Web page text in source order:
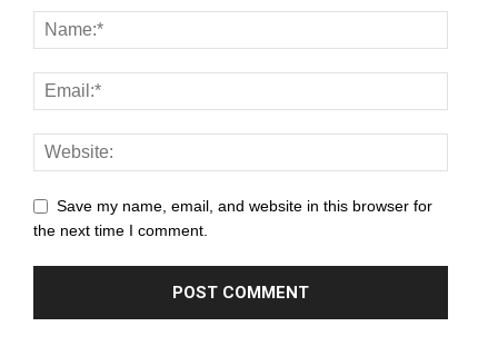
Save my name, email, and website in this browser for
the next time I comment.